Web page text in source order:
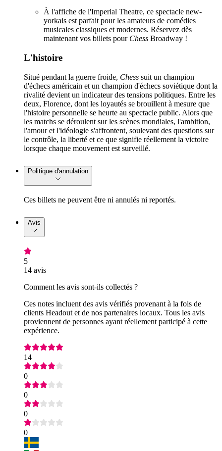
À l'affiche de l'Imperial Theatre, ce spectacle new-
yorkais est parfait pour les amateurs de comédies
musicales classiques et modernes. Réservez dès
maintenant vos billets pour Chess Broadway !
L'histoire
Situé pendant la guerre froide, Chess suit un champion
d'échecs américain et un champion d'échecs soviétique dont la
rivalité devient un indicateur des tensions politiques. Entre les
deux, Florence, dont les loyautés se brouillent à mesure que
l'histoire personnelle se heurte au spectacle public. Alors que
les matchs se déroulent sur les scènes mondiales, l'ambition,
l'amour et l'idéologie s'affrontent, soulevant des questions sur
le contrôle, la liberté et ce que signifie réellement la victoire
lorsque chaque mouvement est surveillé.
Politique d'annulation
Ces billets ne peuvent être ni annulés ni reportés.
Avis
5
14 avis
Comment les avis sont-ils collectés ?
Ces notes incluent des avis vérifiés provenant à la fois de
clients Headout et de nos partenaires locaux. Tous les avis
proviennent de personnes ayant réellement participé à cette
expérience.
14
0
0
0
0